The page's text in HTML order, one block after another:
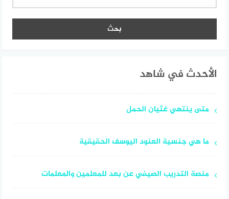
الأحدث في شاهد
متى ينتهي غثيان الحمل
ما هي جنسية العنود اليوسف الحقيقية
منصة التدريب الصيفي عن بعد للمعلمين والمعلمات